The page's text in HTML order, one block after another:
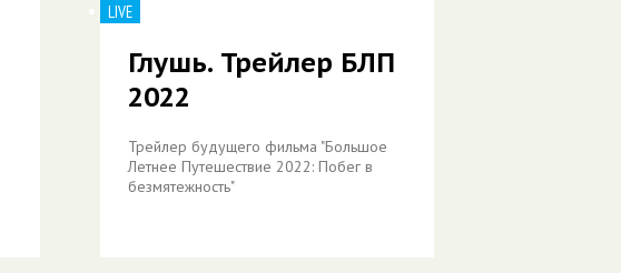
LIVE
Глушь. Трейлер БЛП
2022
Трейлер будущего фильма "Большое
Летнее Путешествие 2022: Побег в
безмятежность"